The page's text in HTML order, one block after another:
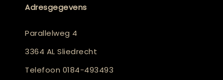
Adresgegevens
Parallelweg 4
3364 AL Sliedrecht
Telefoon 0184-493493